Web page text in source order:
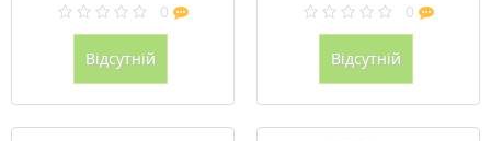
0
Відсутній
0
Відсутній